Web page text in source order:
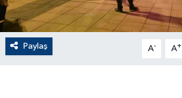
Paylaş A- A+
Finans
Flaş Haber